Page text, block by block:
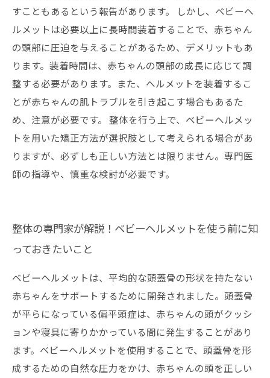
すこともあるという報告があります。 しかし、ベビーヘ
ルメットは必要以上に長時間装着することで、赤ちゃん
の頭部に圧迫を与えることがあるため、デメリットもあ
ります。装着時間は、赤ちゃんの頭部の成長に応じて調
整する必要があります。また、ヘルメットを装着するこ
とが赤ちゃんの肌トラブルを引き起こす場合もあるた
め、注意が必要です。 整体を行う上で、ベビーヘルメッ
トを用いた矯正方法が選択肢として考えられる場合があ
りますが、必ずしも正しい方法とは限りません。専門医
師の指導や、慎重な検討が必要です。
整体の専門家が解説！ベビーヘルメットを使う前に知
っておきたいこと
ベビーヘルメットは、平均的な頭蓋骨の形状を持たない
赤ちゃんをサポートするために開発されました。頭蓋骨
が平らになっている偏平頭症は、赤ちゃんの頭がクッシ
ョンや寝具に寄りかかっている間に発生することがあり
ます。ベビーヘルメットを使用することで、頭蓋骨を形
成するための自然な圧力をかけ、赤ちゃんの頭を正しい